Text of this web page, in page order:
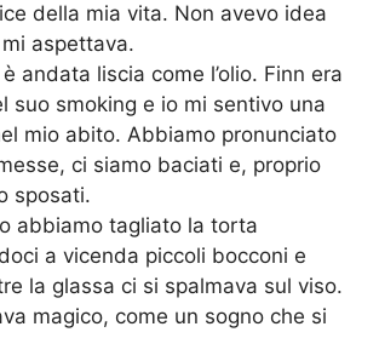
della mia vita. Non avevo idea
aspettava.
andata liscia come l’olio. Finn era
suo smoking e io mi sentivo una
mio abito. Abbiamo pronunciato
ci siamo baciati e, proprio
sposati.
abbiamo tagliato la torta
a vicenda piccoli bocconi e
la glassa ci si spalmava sul viso.
magico, come un sogno che si